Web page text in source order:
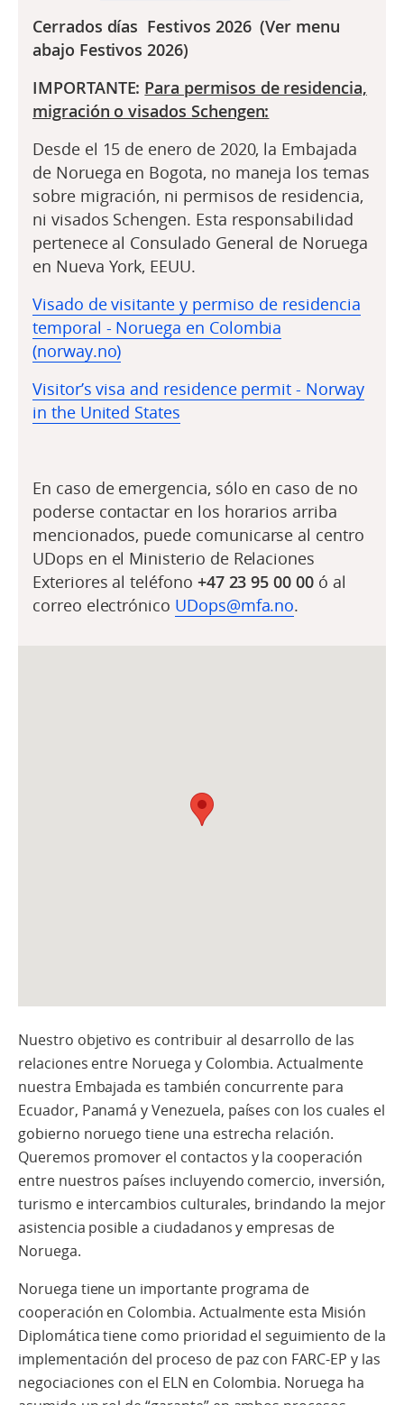
Cerrados días Festivos 2026 (Ver menu
abajo Festivos 2026)
IMPORTANTE: Para permisos de residencia,
migración o visados Schengen:
Desde el 15 de enero de 2020, la Embajada
de Noruega en Bogota, no maneja los temas
sobre migración, ni permisos de residencia,
ni visados Schengen. Esta responsabilidad
pertenece al Consulado General de Noruega
en Nueva York, EEUU.
Visado de visitante y permiso de residencia
temporal - Noruega en Colombia
(norway.no)
Visitor’s visa and residence permit - Norway
in the United States
En caso de emergencia, sólo en caso de no
poderse contactar en los horarios arriba
mencionados, puede comunicarse al centro
UDops en el Ministerio de Relaciones
Exteriores al teléfono +47 23 95 00 00ó al
correo electrónico UDops@mfa.no.
Nuestro objetivo es contribuir al desarrollo de las
relaciones entre Noruega y Colombia. Actualmente
nuestra Embajada es también concurrente para
Ecuador, Panamá y Venezuela, países con los cuales el
gobierno noruego tiene una estrecha relación.
Queremos promover el contactos y la cooperación
entre nuestros países incluyendo comercio, inversión,
turismo e intercambios culturales, brindando la mejor
asistencia posible a ciudadanos y empresas de
Noruega.
Noruega tiene un importante programa de
cooperación en Colombia. Actualmente esta Misión
Diplomática tiene como prioridad el seguimiento de la
implementación del proceso de paz con FARC-EP y las
negociaciones con el ELN en Colombia. Noruega ha